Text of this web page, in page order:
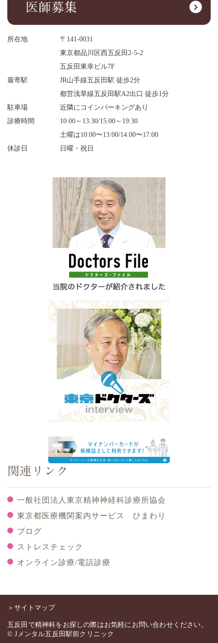
所在地
〒141-0031
東京都品川区西五反田2-5-2
五反田東幸ビル7F
最寄駅
JR山手線五反田駅 徒歩2分
都営浅草線五反田駅A2出口 徒歩1分
駐車場
近隣にコインパーキングあり
診療時間
10:00～13:30/15:00～19:30
土曜は10:00〜13:00/14:00〜17:00
休診日
日曜・祝日
関連リンク
一般社団法人東京精神神経科診療所協会
東京都医療機関案内サービス ひまわり
ブログ
ストレスチェック
オンライン診療/電話診療
＞サイトマップ
五反田で精神科をお探しの際はお気軽にお問い合わせください。
© Jメンタル五反田駅前クリニック